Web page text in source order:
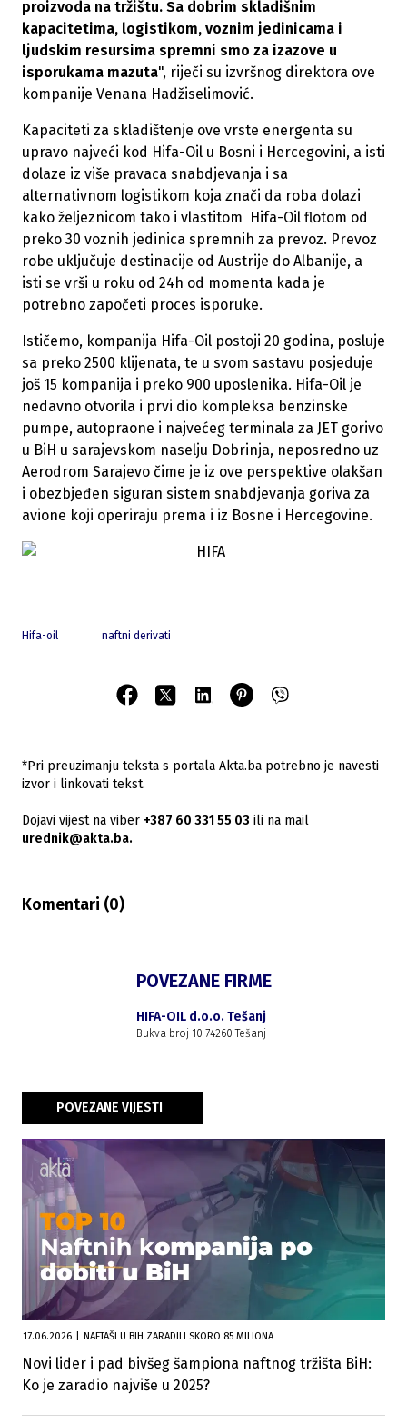
proizvoda na tržištu. Sa dobrim skladišnim
kapacitetima, logistikom, voznim jedinicama i
ljudskim resursima spremni smo za izazove u
isporukama mazuta", riječi su izvršnog direktora ove
kompanije Venana Hadžiselimović.
Kapaciteti za skladištenje ove vrste energenta su
upravo najveći kod Hifa-Oil u Bosni i Hercegovini, a isti
dolaze iz više pravaca snabdjevanja i sa
alternativnom logistikom koja znači da roba dolazi
kako željeznicom tako i vlastitom Hifa-Oil flotom od
preko 30 voznih jedinica spremnih za prevoz. Prevoz
robe uključuje destinacije od Austrije do Albanije, a
isti se vrši u roku od 24h od momenta kada je
potrebno započeti proces isporuke.
Ističemo, kompanija Hifa-Oil postoji 20 godina, posluje
sa preko 2500 klijenata, te u svom sastavu posjeduje
još 15 kompanija i preko 900 uposlenika. Hifa-Oil je
nedavno otvorila i prvi dio kompleksa benzinske
pumpe, autopraone i najvećeg terminala za JET gorivo
u BiH u sarajevskom naselju Dobrinja, neposredno uz
Aerodrom Sarajevo čime je iz ove perspektive olakšan
i obezbjeđen siguran sistem snabdjevanja goriva za
avione koji operiraju prema i iz Bosne i Hercegovine.
Hifa-oil naftni derivati
*Pri preuzimanju teksta s portala Akta.ba potrebno je navesti
izvor i linkovati tekst.
Dojavi vijest na viber +387 60 331 55 03 ili na mail
urednik@akta.ba.
Komentari (0)
POVEZANE FIRME
HIFA-OIL d.o.o. Tešanj
Bukva broj 10 74260 Tešanj
POVEZANE VIJESTI
17.06.2026 NAFTAŠI U BIH ZARADILI SKORO 85 MILIONA
Novi lider i pad bivšeg šampiona naftnog tržišta BiH:
Ko je zaradio najviše u 2025?